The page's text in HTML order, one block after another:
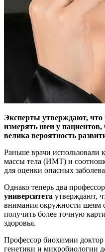
Эксперты утверждают, что
измерять шеи у
велика вероятность
Раньше врачи использовали
массы тела (ИМТ) и
для оценки опасных
Однако теперь два
университета утверждают,
внимания окружности шеям
получить более точную
здоровья.
Профессор биохимии
генетики и микробиологии